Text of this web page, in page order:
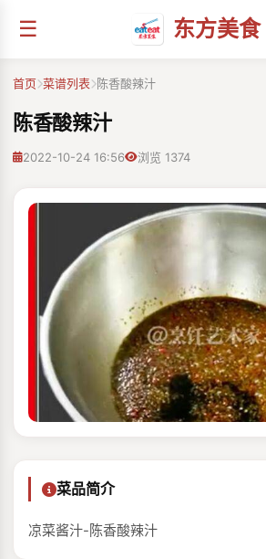
☰ 东方美食
首页 菜谱列表 陈香酸辣汁
陈香酸辣汁
2022-10-24 16:56 浏览 1374
菜品简介
凉菜酱汁-陈香酸辣汁